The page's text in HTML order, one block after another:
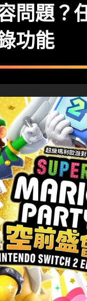
問題？
功能